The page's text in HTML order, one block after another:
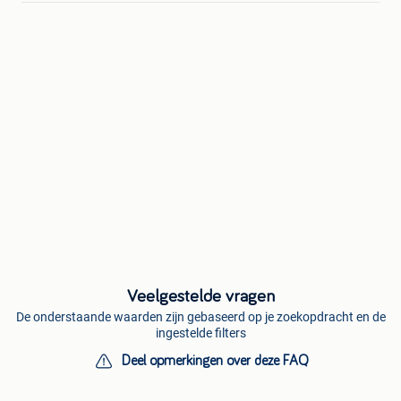
Veelgestelde vragen
De onderstaande waarden zijn gebaseerd op je zoekopdracht en de
ingestelde filters
Deel opmerkingen over deze FAQ